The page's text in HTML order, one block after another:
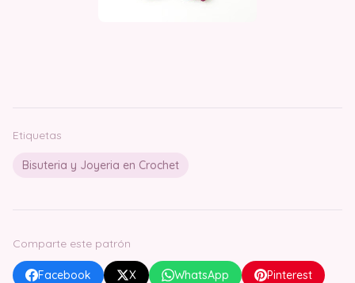
Etiquetas
Bisuteria y Joyeria en Crochet
Comparte este patrón
Facebook X WhatsApp Pinterest